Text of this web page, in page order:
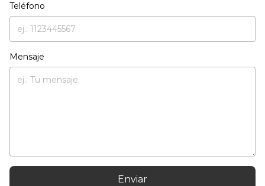
Teléfono
Mensaje
Enviar